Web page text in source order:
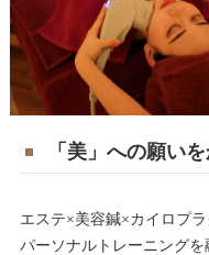
「美」への願い
エステ×美容鍼×カイロプ
パーソナルトレーニング